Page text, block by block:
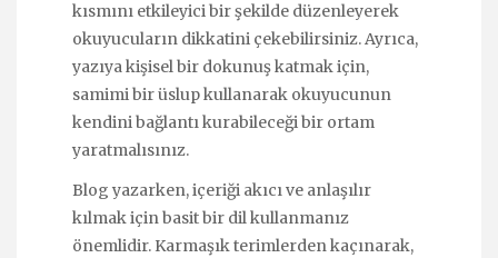
kısmını etkileyici bir şekilde düzenleyerek
okuyucuların dikkatini çekebilirsiniz. Ayrıca,
yazıya kişisel bir dokunuş katmak için,
samimi bir üslup kullanarak okuyucunun
kendini bağlantı kurabileceği bir ortam
yaratmalısınız.
Blog yazarken, içeriği akıcı ve anlaşılır
kılmak için basit bir dil kullanmanız
önemlidir. Karmaşık terimlerden kaçınarak,